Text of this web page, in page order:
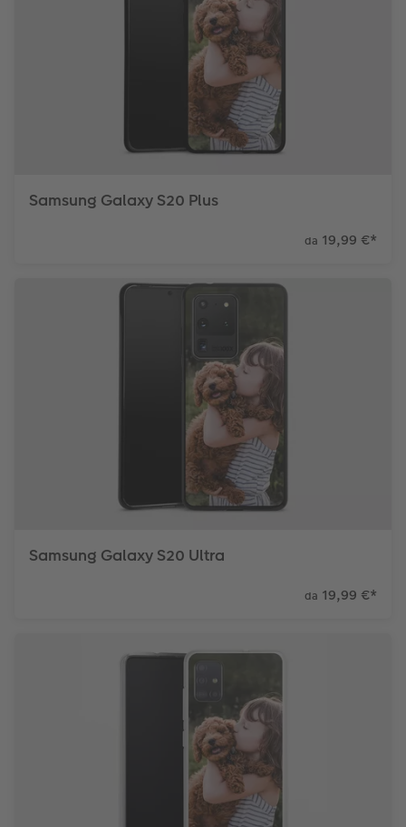
Samsung Galaxy S20 Plus
da 19,99 €*
Samsung Galaxy S20 Ultra
da 19,99 €*